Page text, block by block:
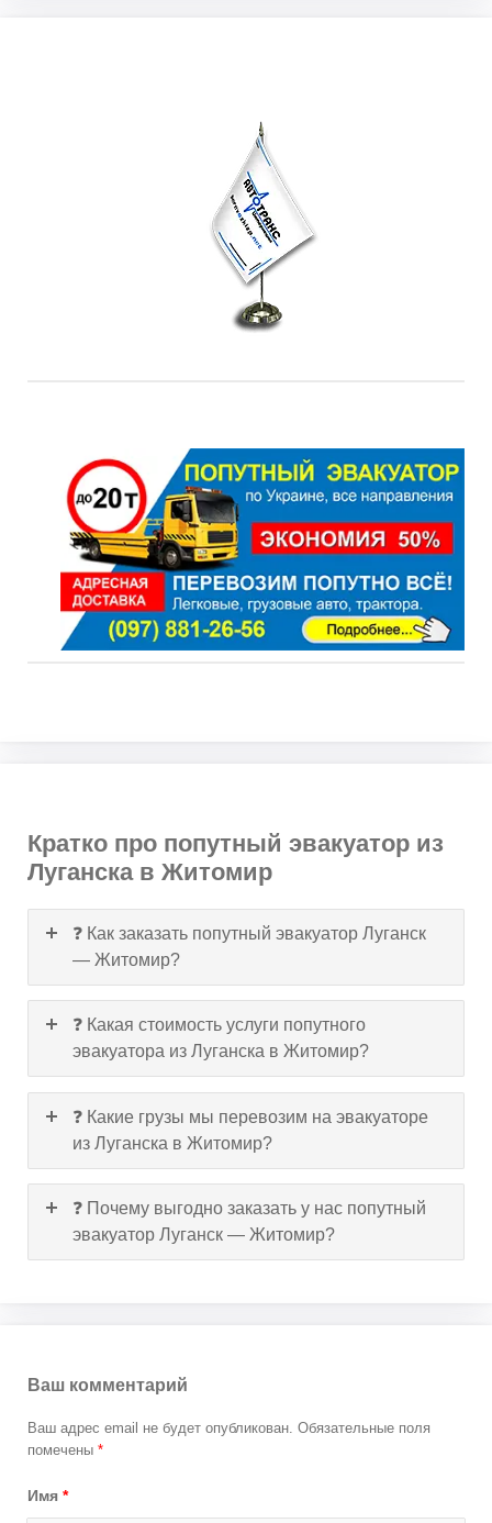
Кратко про попутный эвакуатор из
Луганска в Житомир
❓ Как заказать попутный эвакуатор Луганск
— Житомир?
❓ Какая стоимость услуги попутного
эвакуатора из Луганска в Житомир?
❓ Какие грузы мы перевозим на эвакуаторе
из Луганска в Житомир?
❓ Почему выгодно заказать у нас попутный
эвакуатор Луганск — Житомир?
Ваш комментарий
Ваш адрес email не будет опубликован. Обязательные поля
помечены *
Имя *